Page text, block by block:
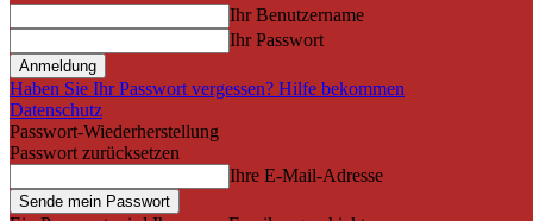
Ihr Benutzername
Ihr Passwort
Haben Sie Ihr Passwort vergessen? Hilfe bekommen
Datenschutz
Passwort-Wiederherstellung
Passwort zurücksetzen
Ihre E-Mail-Adresse